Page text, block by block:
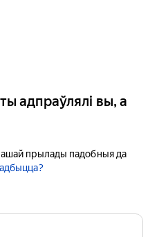
адпраўлялі вы, а
прылады падобныя да